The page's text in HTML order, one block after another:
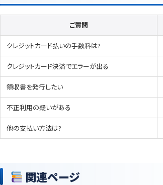
ご質問
クレジットカード払いの手数料は?
クレジットカード決済でエラーが出る
領収書を発行したい
不正利用の疑いがある
他の支払い方法は?
関連ページ